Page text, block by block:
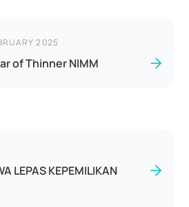
2025
of Thinner NIMM
LEPAS KEPEMILIKAN